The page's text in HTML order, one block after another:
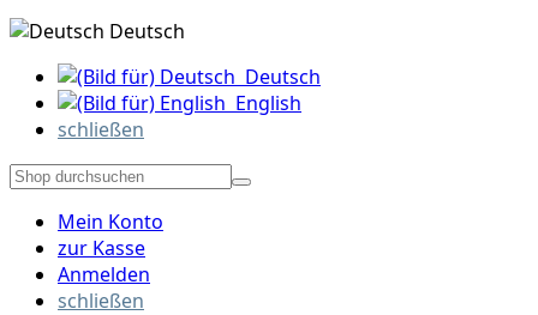
Deutsch
Deutsch
English
schließen
Mein Konto
zur Kasse
Anmelden
schließen